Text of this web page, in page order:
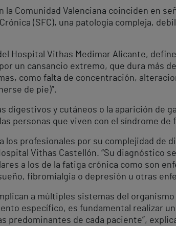
Comunidad Valenciana coinciden en
(SFC), una patología compleja,
Hospital Vithas Medimar Alicante,
un cansancio extremo, que dura más
como falta de concentración,
de pie)”.
digestivos y cutáneos o la aparición de
personas que viven con el síndrome de
los profesionales por su complejidad de
Vithas Castellón. “Su diagnóstico
a los de la fatiga crónica como son
fibromialgia o depresión u otras
a múltiples sistemas del
específico, es fundamental realizar
predominantes de cada paciente”,